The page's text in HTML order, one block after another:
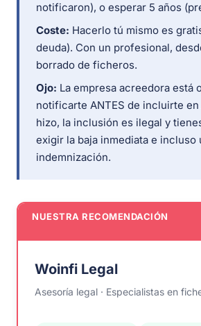
notificaron), o esperar 5 años
Coste: Hacerlo tú mismo es
deuda). Con un profesional,
borrado de ficheros.
Ojo: La empresa acreedora está
notificarte ANTES de incluirte en
hizo, la inclusión es ilegal y
exigir la baja inmediata e incluso
indemnización.
NUESTRA RECOMENDACIÓN
Woinfi Legal
Asesoría legal · Especialistas en